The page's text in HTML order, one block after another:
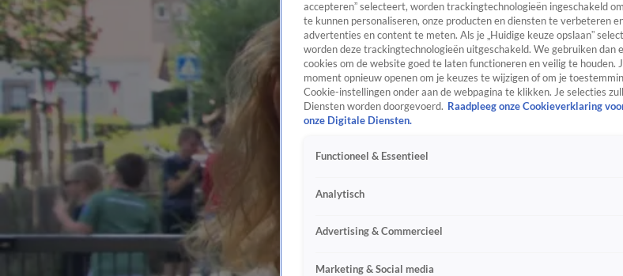
accepteren” selecteert, worden trackingtechnologieën ingeschakeld
te kunnen personaliseren, onze producten en diensten te verbeteren
advertenties en content te meten. Als je „Huidige keuze opslaan”
worden deze trackingtechnologieën uitgeschakeld. We gebruiken dan
cookies om de website goed te laten functioneren en veilig te houden.
moment opnieuw openen om je keuzes te wijzigen of om je
Cookie-instellingen onder aan de webpagina te klikken. Je selecties
Diensten worden doorgevoerd. Raadpleeg onze Cookieverklaring
onze Digitale Diensten.
Functioneel & Essentieel
Analytisch
Advertising & Commercieel
Marketing & Social media